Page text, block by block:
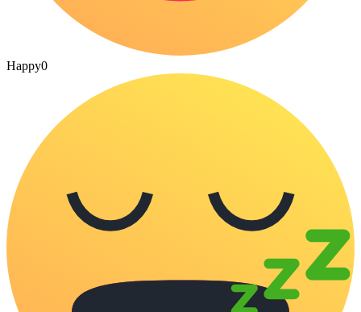
Happy0